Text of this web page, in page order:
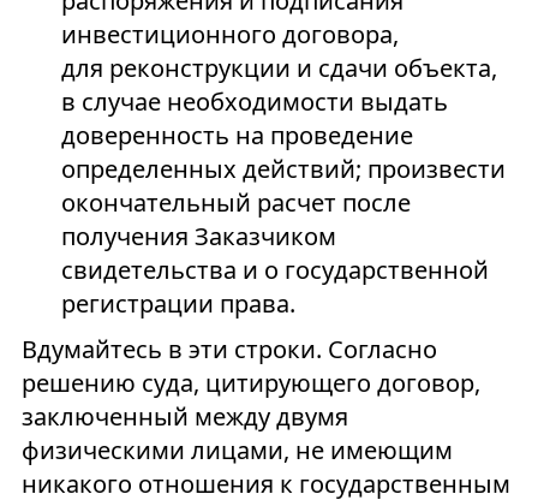
инвестиционного договора,
для реконструкции и сдачи объекта,
в случае необходимости выдать
доверенность на проведение
определенных действий; произвести
окончательный расчет после
получения Заказчиком
свидетельства и о государственной
регистрации права.
Вдумайтесь в эти строки. Согласно
решению суда, цитирующего договор,
заключенный между двумя
физическими лицами, не имеющим
никакого отношения к государственным